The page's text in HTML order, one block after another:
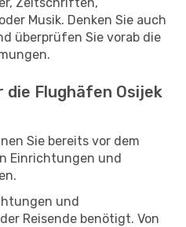
Musik. Denken Sie auch
überprüfen Sie vorab die
Flughäfen Osijek
Sie bereits vor dem
Einrichtungen und
und
Reisende benötigt. Von